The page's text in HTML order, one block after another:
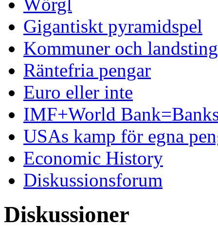
Gigantiskt pyramidspel
Kommuner och
Räntefria pengar
Euro eller inte
IMF+World
USAs kamp för egna
Economic History
Diskussionsforum
Diskussioner